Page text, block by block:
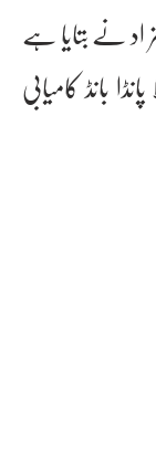
نے بتایا ہے
بانڈ کامیابی